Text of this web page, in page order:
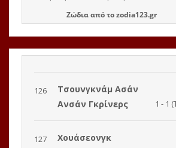
Ζώδιααπό τοzodia123.gr